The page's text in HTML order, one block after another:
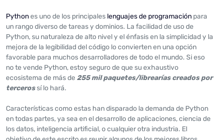
Pythones uno de los principales lenguajes de programación para
un rango diverso de tareas y dominios. La facilidad de uso de
Python, su naturaleza de alto nivel y el énfasis en la simplicidad y la
mejora de la legibilidad del código lo convierten en una opción
favorable para muchos desarrolladores de todo el mundo. Si eso
no te vende Python, estoy seguro de que su exhaustivo
ecosistema de más de 255 mil paquetes/librearías creados por
tercerossí lo hará.
Características como estas han disparado la demanda de Python
en todas partes, ya sea en el desarrollo de aplicaciones, ciencia de
los datos, inteligencia artificial, o cualquier otra industria. El